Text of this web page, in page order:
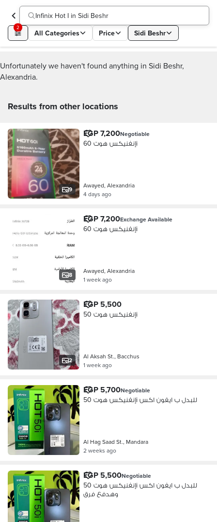
Infinix Hot I in Sidi Beshr
2
All Categories Price Sidi Beshr
Unfortunately we haven't found anything in Sidi Beshr,
Alexandria.
Results from other locations
9
EGP 7,200Negotiable
إنفنيكس هوت 60i
Awayed, Alexandria
4 days ago
8
EGP 7,200Exchange Available
إنفنيكس هوت 60i
Awayed, Alexandria
1 week ago
2
EGP 5,500
إنفنيكس هوت 50i
Al Aksah St., Bacchus
1 week ago
EGP 5,700Negotiable
إنفنيكس هوت 50i للبدل ب ايفون اكس
Al Hag Saad St., Mandara
2 weeks ago
EGP 5,500Negotiable
إنفنيكس هوت 50i للبدل ب ايفون اكس
وهدفع فرق